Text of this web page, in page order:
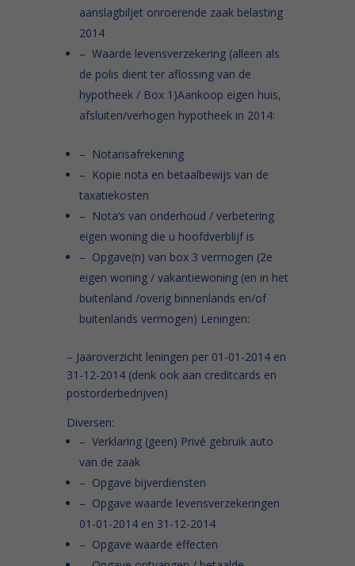
aanslagbiljet onroerende zaak belasting
2014
– Waarde levensverzekering (alleen als
de polis dient ter aflossing van de
hypotheek / Box 1)Aankoop eigen huis,
afsluiten/verhogen hypotheek in 2014:
– Notarisafrekening
– Kopie nota en betaalbewijs van de
taxatiekosten
– Nota’s van onderhoud / verbetering
eigen woning die u hoofdverblijf is
– Opgave(n) van box 3 vermogen (2e
eigen woning / vakantiewoning (en in het
buitenland /overig binnenlands en/of
buitenlands vermogen) Leningen:
– Jaaroverzicht leningen per 01-01-2014 en
31-12-2014 (denk ook aan creditcards en
postorderbedrijven)
Diversen:
– Verklaring (geen) Privé gebruik auto
van de zaak
– Opgave bijverdiensten
– Opgave waarde levensverzekeringen
01-01-2014 en 31-12-2014
– Opgave waarde effecten